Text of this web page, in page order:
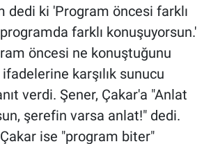
dedi ki 'Program öncesi farklı
farklı konuşuyorsun.'
öncesi ne konuştuğunu
ifadelerine karşılık sunucu
verdi. Şener, Çakar'a "Anlat
şerefin varsa anlat!" dedi.
ise "program biter"